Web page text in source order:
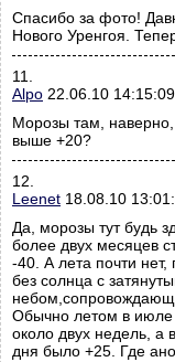
Спасибо за фото!
Нового Уренгоя.
11.
Alpo 22.06.10 14:15:09
Морозы там, наверно,
выше +20?
12.
Leenet 18.08.10
Да, морозы тут будь
более двух месяцев
-40. А лета почти
без солнца с
Обычно летом в июле
около двух недель, а
дня было +25. Где